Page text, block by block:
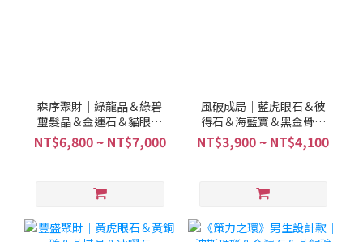
森序聚財｜綠龍晶＆綠碧
璽髮晶＆金運石＆貓眼綠
兔毛
NT$6,800 ~ NT$7,000
風破成局｜藍虎眼石＆彼
得石＆海藍寶＆黑金骨幹
＆金運石＆茶水晶
NT$3,900 ~ NT$4,100